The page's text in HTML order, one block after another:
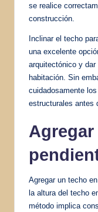
se realice
construcción.
Inclinar el techo
una excelente
arquitectónico y
habitación. Sin
cuidadosamente
estructurales antes
Agregar un techo
la altura del techo
método implica